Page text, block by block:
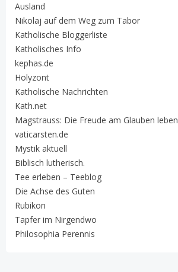
Ausland
Nikolaj auf dem Weg zum Tabor
Katholische Bloggerliste
Katholisches Info
kephas.de
Holyzont
Katholische Nachrichten
Kath.net
Magstrauss: Die Freude am Glauben leben
vaticarsten.de
Mystik aktuell
Biblisch lutherisch.
Tee erleben – Teeblog
Die Achse des Guten
Rubikon
Tapfer im Nirgendwo
Philosophia Perennis